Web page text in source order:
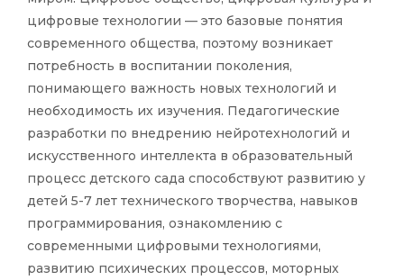
цифровые технологии — это базовые понятия
современного общества, поэтому возникает
потребность в воспитании поколения,
понимающего важность новых технологий и
необходимость их изучения. Педагогические
разработки по внедрению нейротехнологий и
искусственного интеллекта в образовательный
процесс детского сада способствуют развитию у
детей 5-7 лет технического творчества, навыков
программирования, ознакомлению с
современными цифровыми технологиями,
развитию психических процессов, моторных